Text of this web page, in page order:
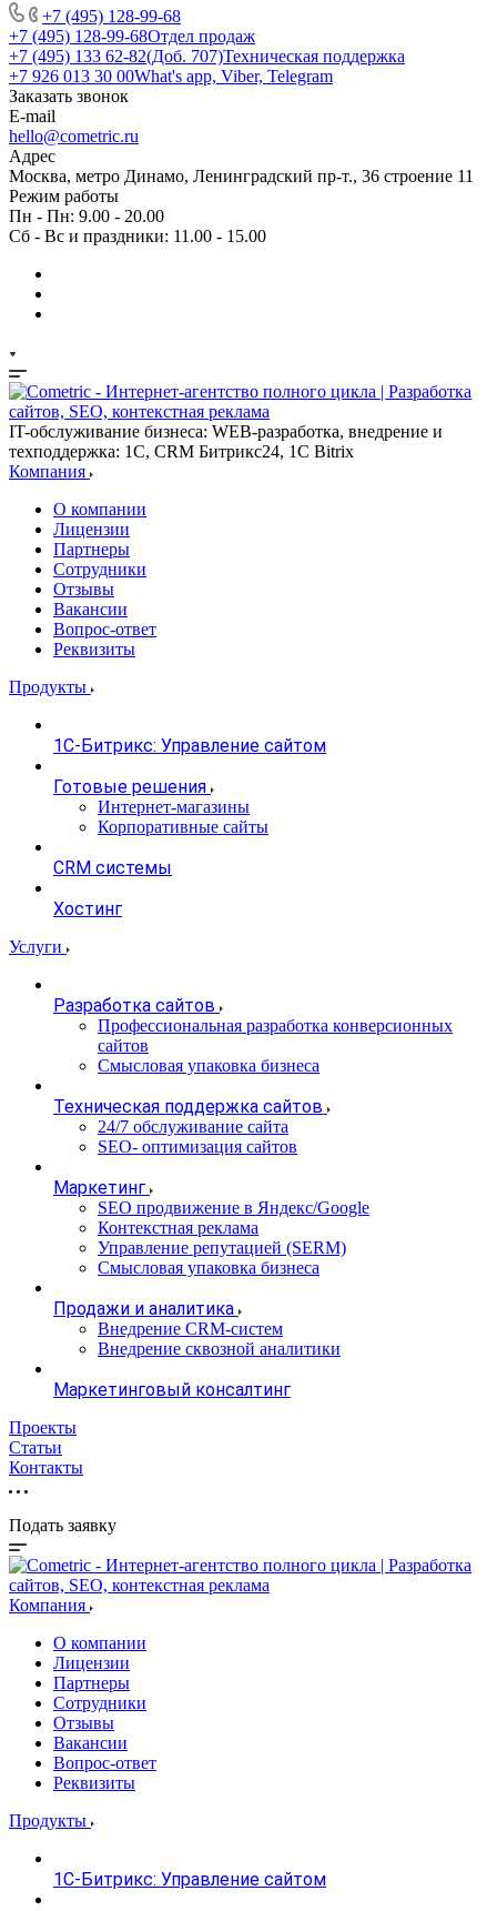
+7 (495) 128-99-68
+7 (495) 128-99-68Отдел продаж
+7 (495) 133 62-82(Доб. 707)Техническая поддержка
+7 926 013 30 00What's app, Viber, Telegram
Заказать звонок
E-mail
hello@cometric.ru
Адрес
Москва, метро Динамо, Ленинградский пр-т., 36 строение 11
Режим работы
Пн - Пн: 9.00 - 20.00
Сб - Вс и праздники: 11.00 - 15.00
IT-обслуживание бизнеса: WEB-разработка, внедрение и
техподдержка: 1С, CRM Битрикс24, 1С Bitrix
Компания
О компании
Лицензии
Партнеры
Сотрудники
Отзывы
Вакансии
Вопрос-ответ
Реквизиты
Продукты
1С-Битрикс: Управление сайтом
Готовые решения
Интернет-магазины
Корпоративные сайты
CRM системы
Хостинг
Услуги
Разработка сайтов
Профессиональная разработка конверсионных
сайтов
Смысловая упаковка бизнеса
Техническая поддержка сайтов
24/7 обслуживание сайта
SEO- оптимизация сайтов
Маркетинг
SEO продвижение в Яндекс/Google
Контекстная реклама
Управление репутацией (SERM)
Смысловая упаковка бизнеса
Продажи и аналитика
Внедрение CRM-систем
Внедрение сквозной аналитики
Маркетинговый консалтинг
Проекты
Статьи
Контакты
Подать заявку
Компания
О компании
Лицензии
Партнеры
Сотрудники
Отзывы
Вакансии
Вопрос-ответ
Реквизиты
Продукты
1С-Битрикс: Управление сайтом